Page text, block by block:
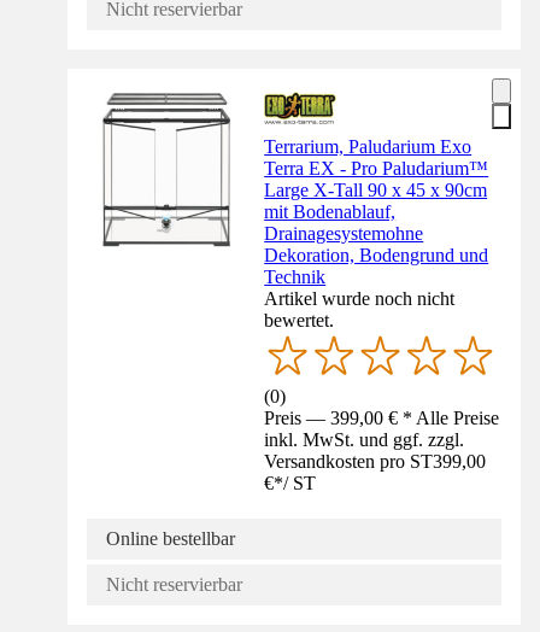
Nicht reservierbar
Terrarium, Paludarium Exo
Terra EX - Pro Paludarium™
Large X-Tall 90 x 45 x 90cm
mit Bodenablauf,
Drainagesystemohne
Dekoration, Bodengrund und
Technik
Artikel wurde noch nicht
bewertet.
(0)
Preis — 399,00 € * Alle Preise
inkl. MwSt. und ggf. zzgl.
Versandkosten pro ST399,00
€*/ ST
Online bestellbar
Nicht reservierbar